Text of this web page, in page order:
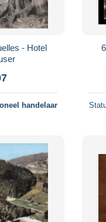
- Hotel
handelaar